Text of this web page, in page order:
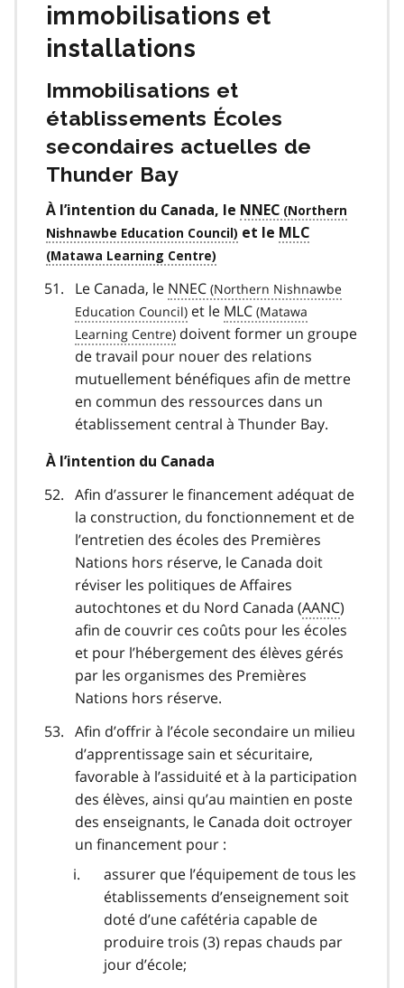
immobilisations et
installations
Immobilisations et
établissements Écoles
secondaires actuelles de
Thunder Bay
À l’intention du Canada, le NNEC
et le MLC
Le Canada, le NNEC
et le MLC
doivent former un groupe
de travail pour nouer des relations
mutuellement bénéfiques afin de mettre
en commun des ressources dans un
établissement central à Thunder Bay.
À l’intention du Canada
Afin d’assurer le financement adéquat de
la construction, du fonctionnement et de
l’entretien des écoles des Premières
Nations hors réserve, le Canada doit
réviser les politiques de Affaires
autochtones et du Nord Canada (AANC)
afin de couvrir ces coûts pour les écoles
et pour l’hébergement des élèves gérés
par les organismes des Premières
Nations hors réserve.
Afin d’offrir à l’école secondaire un milieu
d’apprentissage sain et sécuritaire,
favorable à l’assiduité et à la participation
des élèves, ainsi qu’au maintien en poste
des enseignants, le Canada doit octroyer
un financement pour :
assurer que l’équipement de tous les
établissements d’enseignement soit
doté d’une cafétéria capable de
produire trois (3) repas chauds par
jour d’école;